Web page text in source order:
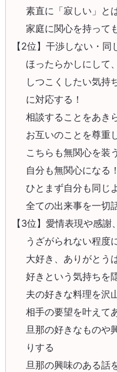
素直に「寂しい」と
家庭に関心を持って
【2位】干渉しない・同
ほったらかしにして
しつこくしたい気持
に対応する！
相談することをあき
お互いのことを尊重
こちらも無関心を装う
自分も無関心になる！
ひとまず自分も同じ
全ての出来事を一切
【3位】愛情表現や感謝
うざがられない程度
大好き、ありがとう
好きという気持ちを
夫の好きな料理を沢
相手の要望を叶えて
旦那の好きなものや
りする
旦那の興味のある話